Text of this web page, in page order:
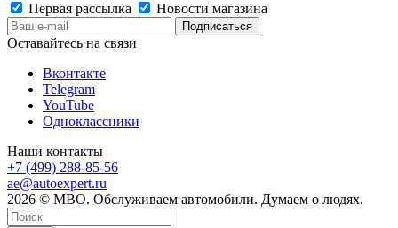
Первая рассылка
Новости магазина
Оставайтесь на связи
Вконтакте
Telegram
YouTube
Одноклассники
Наши контакты
+7 (499) 288-85-56
ae@autoexpert.ru
2026 © МВО. Обслуживаем автомобили. Думаем о людях.